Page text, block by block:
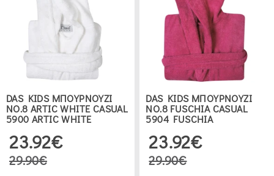
DAS KIDS ΜΠΟΥΡΝΟΥΖΙ
ΝΟ.8 ARTIC WHITE CASUAL
5900 ARTIC WHITE
23.92€
29.90€
DAS KIDS ΜΠΟΥΡΝΟΥΖΙ
ΝΟ.8 FUSCHIA CASUAL
5904 FUSCHIA
23.92€
29.90€